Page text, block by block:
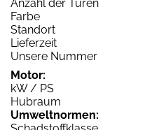
Anzahl der Türen
Farbe
Standort
Lieferzeit
Unsere Nummer
Motor:
kW / PS
Hubraum
Umweltnormen: